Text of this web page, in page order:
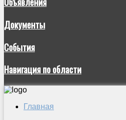
Документы
События
Навигация по области
Главная